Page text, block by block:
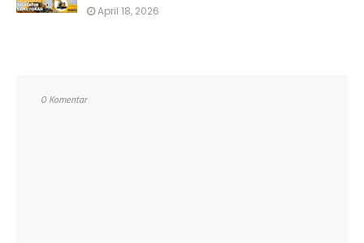
April 18, 2026
0 Komentar